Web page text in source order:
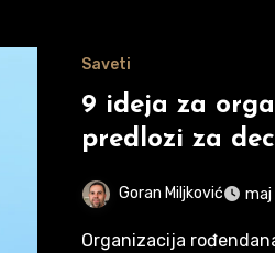
Saveti
9 ideja za
predlozi za
Goran Miljković maj
Organizacija rođendana ume da bude mnogo lakša kada